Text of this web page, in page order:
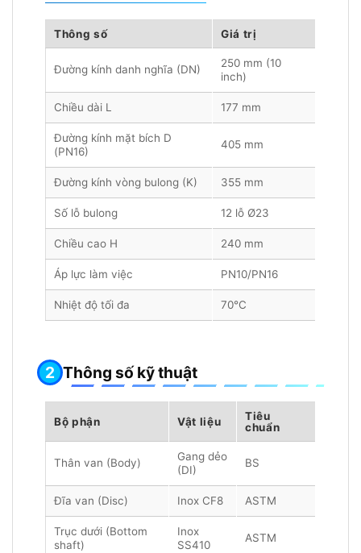
Thông số Giá trị
Đường kính danh nghĩa (DN)
250 mm (10
inch)
Chiều dài L 177 mm
Đường kính mặt bích D
(PN16)
405 mm
Đường kính vòng bulong (K) 355 mm
Số lỗ bulong 12 lỗ Ø23
Chiều cao H 240 mm
Áp lực làm việc PN10/PN16
Nhiệt độ tối đa 70°C
Thông số kỹ thuật
Bộ phận Vật liệu
Tiêu
chuẩn
Thân van (Body)
Gang dẻo
(DI)
BS
Đĩa van (Disc) Inox CF8 ASTM
Trục dưới (Bottom
shaft)
Inox
SS410
ASTM